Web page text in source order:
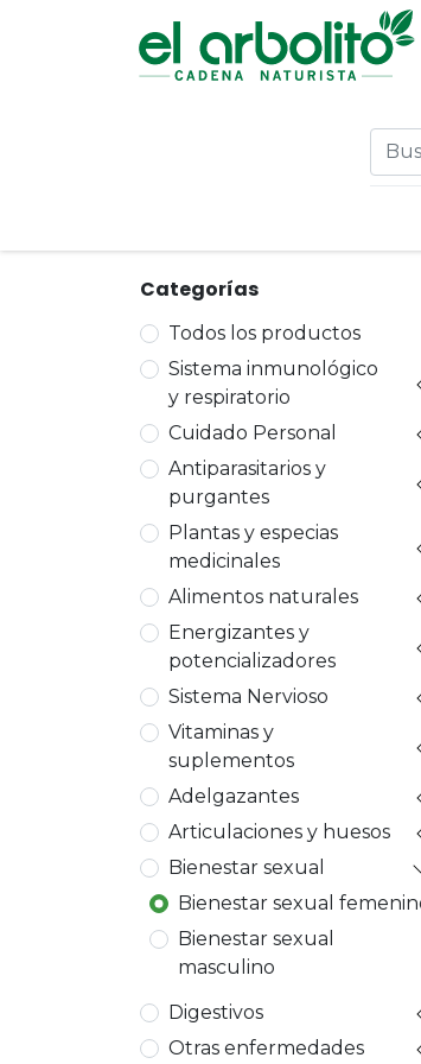
Categorías
Todos los productos
Sistema inmunológico
y respiratorio
Cuidado Personal
Antiparasitarios y
purgantes
Plantas y especias
medicinales
Alimentos naturales
Energizantes y
potencializadores
Sistema Nervioso
Vitaminas y
suplementos
Adelgazantes
Articulaciones y huesos
Bienestar sexual
Bienestar sexual
Bienestar sexual
masculino
Digestivos
Otras enfermedades